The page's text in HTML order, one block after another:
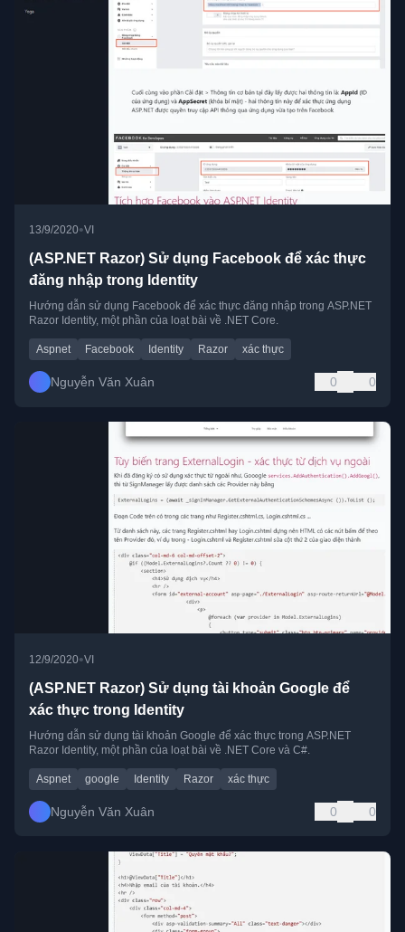
13/9/2020•VI
(ASP.NET Razor) Sử dụng Facebook để xác thực
đăng nhập trong Identity
Hướng dẫn sử dụng Facebook để xác thực đăng nhập trong ASP.NET
Razor Identity, một phần của loạt bài về .NET Core.
Aspnet Facebook Identity Razor xác thực
Nguyễn Văn Xuân 0 0
12/9/2020•VI
(ASP.NET Razor) Sử dụng tài khoản Google để
xác thực trong Identity
Hướng dẫn sử dụng tài khoản Google để xác thực trong ASP.NET
Razor Identity, một phần của loạt bài về .NET Core và C#.
Aspnet google Identity Razor xác thực
Nguyễn Văn Xuân 0 0